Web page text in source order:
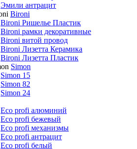
Эмили антрацит
Bironi
Bironi Ришелье Пластик
Bironi рамки декоративные
Bironi витой провод
Bironi Лизетта Керамика
Bironi Лизетта Пластик
Simon
Simon 15
Simon 82
Simon 24
Eco profi алюминий
Eco profi бежевый
Eco profi механизмы
Eco profi антрацит
Eco profi белый